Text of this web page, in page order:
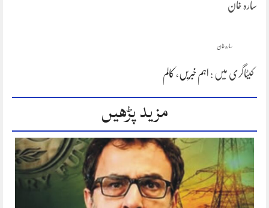
سارہ خان
سارہ خان
کیٹاگری میں : اہم خبریں ، کالم
مزید پڑھیں